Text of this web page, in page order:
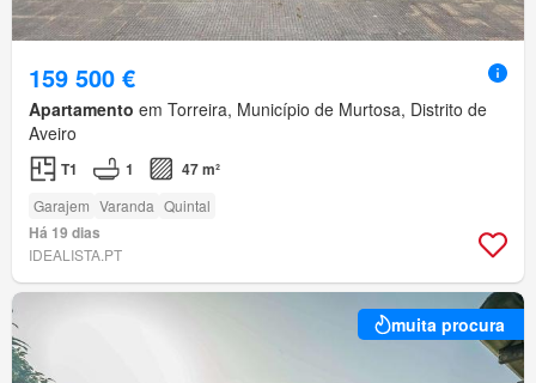
159 500 €
Apartamento em Torreira, Município de Murtosa, Distrito de
Aveiro
T1 1 47 m²
Garajem Varanda Quintal
Há 19 dias
IDEALISTA.PT
muita procura